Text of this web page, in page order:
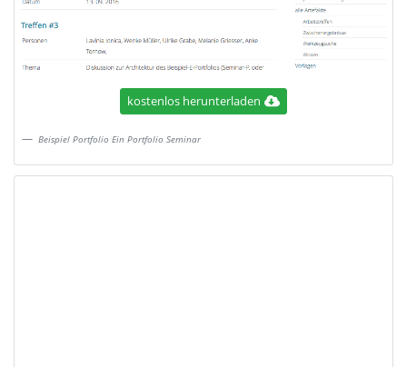
kostenlos herunterladen
Beispiel Portfolio Ein Portfolio Seminar